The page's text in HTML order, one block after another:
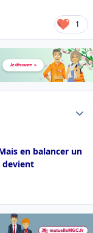
1
en balancer un
devient